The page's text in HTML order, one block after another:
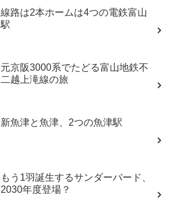
線路は2本ホームは4つの電鉄富山
駅
元京阪3000系でたどる富山地鉄不
二越上滝線の旅
新魚津と魚津、2つの魚津駅
もう1羽誕生するサンダーバード、
2030年度登場？